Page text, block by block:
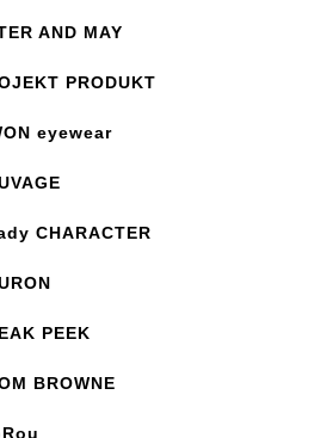
AND MAY
PRODUKT
eyewear
CHARACTER
PEEK
BROWNE